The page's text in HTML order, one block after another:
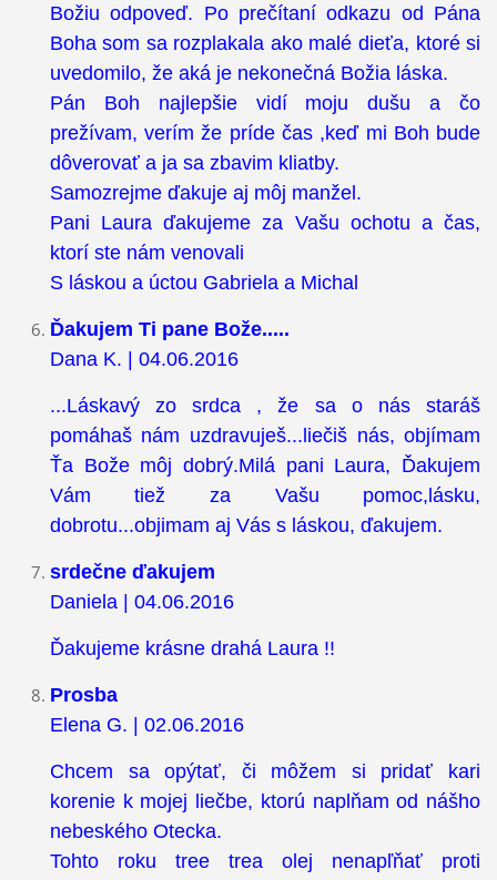
Božiu odpoveď. Po prečítaní odkazu od Pána
Boha som sa rozplakala ako malé dieťa, ktoré si
uvedomilo, že aká je nekonečná Božia láska.
Pán Boh najlepšie vidí moju dušu a čo
prežívam, verím že príde čas ,keď mi Boh bude
dôverovať a ja sa zbavim kliatby.
Samozrejme ďakuje aj môj manžel.
Pani Laura ďakujeme za Vašu ochotu a čas,
ktorí ste nám venovali
S láskou a úctou Gabriela a Michal
Ďakujem Ti pane Bože.....
Dana K. | 04.06.2016
...Láskavý zo srdca , že sa o nás staráš
pomáhaš nám uzdravuješ...liečiš nás, objímam
Ťa Bože môj dobrý.Milá pani Laura, Ďakujem
Vám tiež za Vašu pomoc,lásku,
dobrotu...objimam aj Vás s láskou, ďakujem.
srdečne ďakujem
Daniela | 04.06.2016
Ďakujeme krásne drahá Laura !!
Prosba
Elena G. | 02.06.2016
Chcem sa opýtať, či môžem si pridať kari
korenie k mojej liečbe, ktorú naplňam od nášho
nebeského Otecka.
Tohto roku tree trea olej nenapľňať proti